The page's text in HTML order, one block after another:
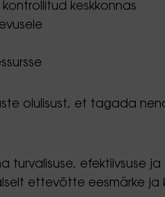
keskkonnas
olulisust, et tagada
turvalisuse, efektiivsuse
ettevõtte eesmärke ja